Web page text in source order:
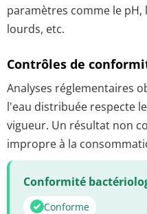
paramètres comme le pH,
lourds, etc.
Contrôles de
Analyses réglementaires
l'eau distribuée respecte
vigueur. Un résultat non
impropre à la
Conformité
Conforme